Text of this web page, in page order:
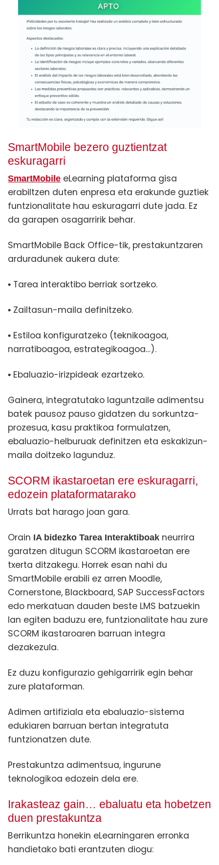
SmartMobile bezero guztientzat
eskuragarri
SmartMobile eLearning plataforma gisa
erabiltzen duten enpresa eta erakunde guztiek
funtzionalitate hau eskuragarri dute jada. Ez
da garapen osagarririk behar.
SmartMobile Back Office-tik, prestakuntzaren
arduradunek aukera dute:
• Tarea interaktibo berriak sortzeko.
• Zailtasun-maila definitzeko.
• Estiloa konfiguratzeko (teknikoagoa,
narratiboagoa, estrategikoagoa…).
• Ebaluazio-irizpideak ezartzeko.
Gainera, integratutako laguntzaile adimentsu
batek pausoz pauso gidatzen du sorkuntza-
prozesua, kasu praktikoa formulatzen,
ebaluazio-helburuak definitzen eta eskakizun-
maila doitzeko lagunduz.
SCORM ikastaroetan ere eskuragarri,
edozein plataformatarako
Urrats bat harago joan gara.
Orain IA bidezko Tarea Interaktiboak neurrira
garatzen ditugun SCORM ikastaroetan ere
txerta ditzakegu. Horrek esan nahi du
SmartMobile erabili ez arren Moodle,
Cornerstone, Blackboard, SAP SuccessFactors
edo merkatuan dauden beste LMS batzuekin
lan egiten baduzu ere, funtzionalitate hau zure
SCORM ikastaroaren barruan integra
dezakezula.
Ez duzu konfigurazio gehigarririk egin behar
zure plataforman.
Adimen artifiziala eta ebaluazio-sistema
edukiaren barruan bertan integratuta
funtzionatzen dute.
Prestakuntza adimentsua, ingurune
teknologikoa edozein dela ere.
Irakasteaz gain… ebaluatu eta hobetzen
duen prestakuntza
Berrikuntza honekin eLearningaren erronka
handietako bati erantzuten diogu: